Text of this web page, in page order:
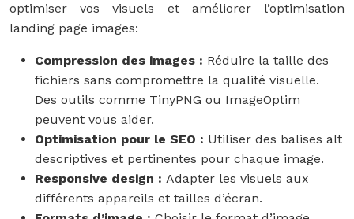
optimiser vos visuels et améliorer l’optimisation
landing page images:
Compression des images : Réduire la taille des
fichiers sans compromettre la qualité visuelle.
Des outils comme TinyPNG ou ImageOptim
peuvent vous aider.
Optimisation pour le SEO : Utiliser des balises alt
descriptives et pertinentes pour chaque image.
Responsive design : Adapter les visuels aux
différents appareils et tailles d’écran.